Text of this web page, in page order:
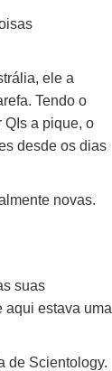
ele a
Tendo o
QIs a pique, o
desde os dias
novas.
suas
aqui estava uma
de Scientology.